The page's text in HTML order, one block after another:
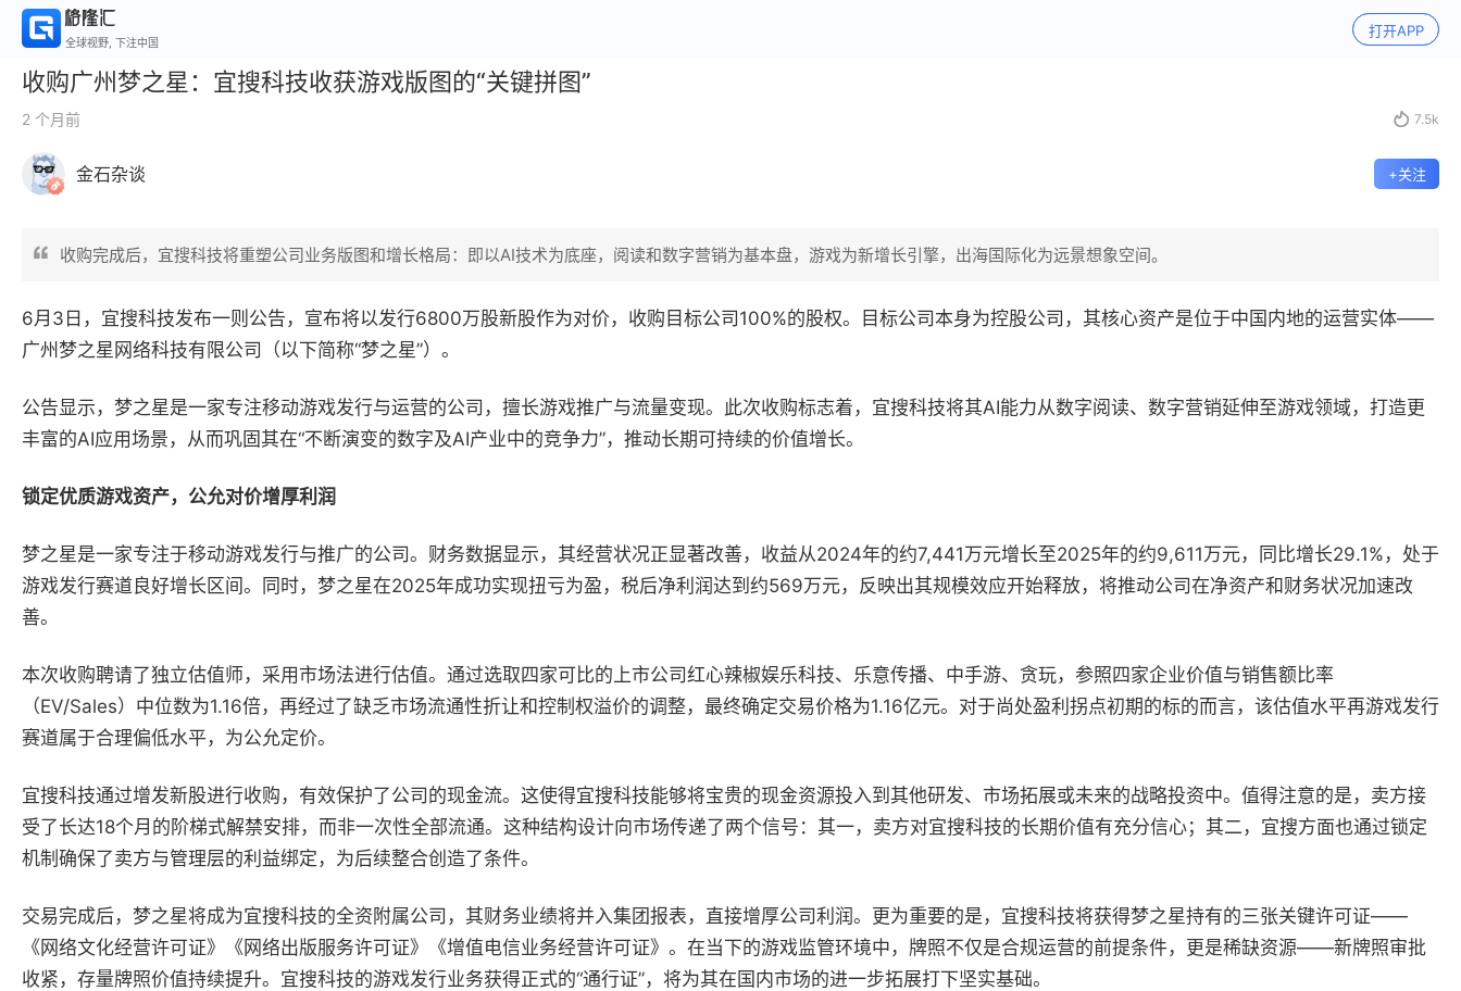
全球视野, 下注中国
打开APP
收购广州梦之星：宜搜科技收获游戏版图的“关键拼图”
2 个月前  7.5k
金石杂谈 +关注
收购完成后，宜搜科技将重塑公司业务版图和增长格局：即以AI技术为底座，阅读和数字营销为基本盘，游戏为新增长引擎，出海国际化为远景想象空间。
6月3日，宜搜科技发布一则公告，宣布将以发行6800万股新股作为对价，收购目标公司100%的股权。目标公司本身为控股公司，其核心资产是位于中国内地的运营实体——
广州梦之星网络科技有限公司（以下简称“梦之星”）。
公告显示，梦之星是一家专注移动游戏发行与运营的公司，擅长游戏推广与流量变现。此次收购标志着，宜搜科技将其AI能力从数字阅读、数字营销延伸至游戏领域，打造更
丰富的AI应用场景，从而巩固其在“不断演变的数字及AI产业中的竞争力”，推动长期可持续的价值增长。
锁定优质游戏资产，公允对价增厚利润
梦之星是一家专注于移动游戏发行与推广的公司。财务数据显示，其经营状况正显著改善，收益从2024年的约7,441万元增长至2025年的约9,611万元，同比增长29.1%，处于
游戏发行赛道良好增长区间。同时，梦之星在2025年成功实现扭亏为盈，税后净利润达到约569万元，反映出其规模效应开始释放，将推动公司在净资产和财务状况加速改
善。
本次收购聘请了独立估值师，采用市场法进行估值。通过选取四家可比的上市公司红心辣椒娱乐科技、乐意传播、中手游、贪玩，参照四家企业价值与销售额比率
（EV/Sales）中位数为1.16倍，再经过了缺乏市场流通性折让和控制权溢价的调整，最终确定交易价格为1.16亿元。对于尚处盈利拐点初期的标的而言，该估值水平再游戏发行
赛道属于合理偏低水平，为公允定价。
宜搜科技通过增发新股进行收购，有效保护了公司的现金流。这使得宜搜科技能够将宝贵的现金资源投入到其他研发、市场拓展或未来的战略投资中。值得注意的是，卖方接
受了长达18个月的阶梯式解禁安排，而非一次性全部流通。这种结构设计向市场传递了两个信号：其一，卖方对宜搜科技的长期价值有充分信心；其二，宜搜方面也通过锁定
机制确保了卖方与管理层的利益绑定，为后续整合创造了条件。
交易完成后，梦之星将成为宜搜科技的全资附属公司，其财务业绩将并入集团报表，直接增厚公司利润。更为重要的是，宜搜科技将获得梦之星持有的三张关键许可证——
《网络文化经营许可证》《网络出版服务许可证》《增值电信业务经营许可证》。在当下的游戏监管环境中，牌照不仅是合规运营的前提条件，更是稀缺资源——新牌照审批
收紧，存量牌照价值持续提升。宜搜科技的游戏发行业务获得正式的“通行证”，将为其在国内市场的进一步拓展打下坚实基础。